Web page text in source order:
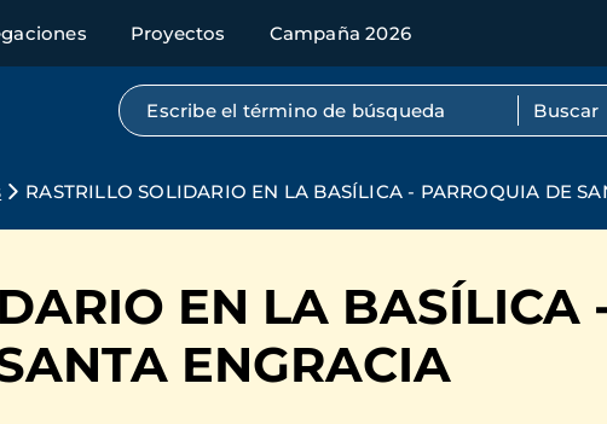
Proyectos Campaña 2026
Búsqueda por texto completo
RASTRILLO SOLIDARIO EN LA BASÍLICA - PARROQUIA DE
EN LA BASÍLICA
ENGRACIA